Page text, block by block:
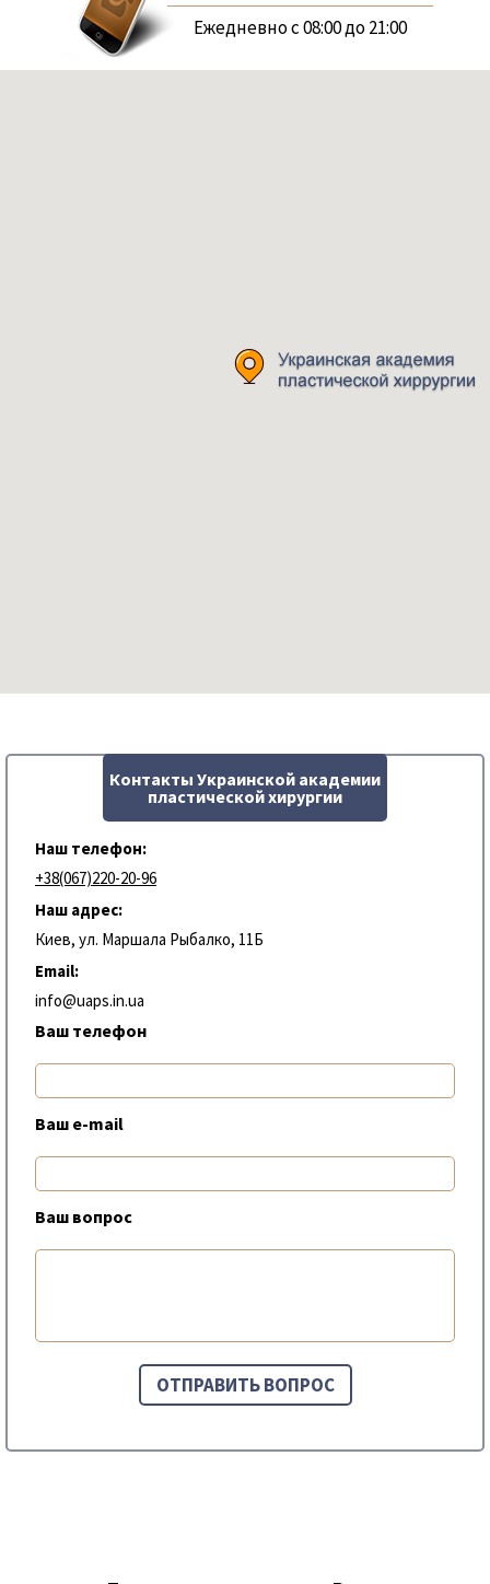
Ежедневно с 08:00 до 21:00
Контакты Украинской академии
пластической хирургии
Наш телефон:
+38(067)220-20-96
Наш адрес:
Киев, ул. Маршала Рыбалко, 11Б
Email:
info@uaps.in.ua
Ваш телефон
Ваш e-mail
Ваш вопрос